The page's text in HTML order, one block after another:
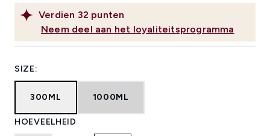
Verdien 32 punten
Neem deel aan het loyaliteitsprogramma
SIZE:
300ML 1000ML
HOEVEELHEID